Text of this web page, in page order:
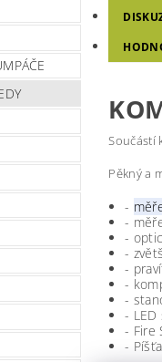
Součástí
Pěkný a
-
-
-
-
-
-
-
- LED
- Fire
-